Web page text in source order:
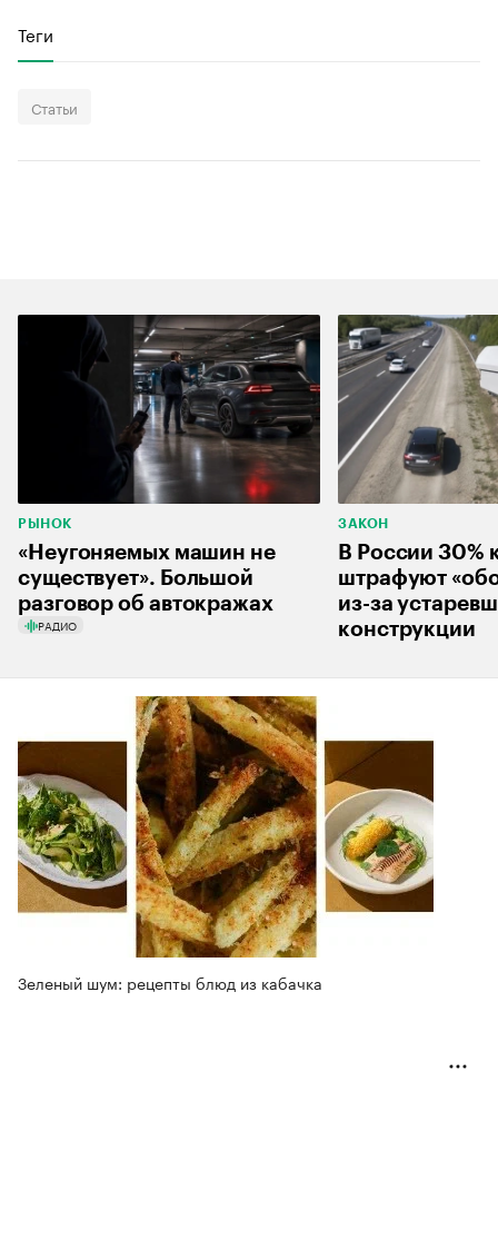
Теги
Статьи
РЫНОК
«Неугоняемых машин не
существует». Большой
разговор об автокражах
РАДИО
ЗАКОН
В России 30%
штрафуют
из-за
конструкции
Зеленый шум: рецепты блюд из кабачка